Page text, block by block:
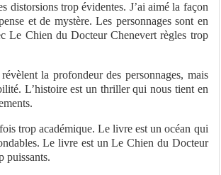
distorsions trop évidentes. J’ai aimé la façon
et de mystère. Les personnages sont en
Le Chien du Docteur Chenevert règles trop
la profondeur des personnages, mais
L’histoire est un thriller qui nous tient en
trop académique. Le livre est un océan qui
Le livre est un Le Chien du Docteur
puissants.